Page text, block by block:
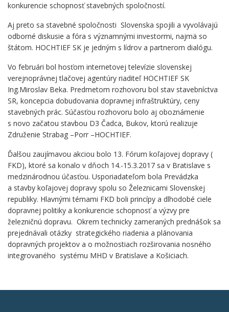
konkurencie schopnosť stavebných spoločností.
Aj preto sa stavebné spoločnosti Slovenska spojili a vyvolávajú
odborné diskusie a fóra s významnými investormi, najmä so
štátom. HOCHTIEF SK je jedným s lídrov a partnerom dialógu.
Vo februári bol hosťom internetovej televízie slovenskej
verejnoprávnej tlačovej agentúry riaditeľ HOCHTIEF SK
Ing.Miroslav Beka. Predmetom rozhovoru bol stav stavebníctva
SR, koncepcia dobudovania dopravnej infraštruktúry, ceny
stavebných prác. Súčasťou rozhovoru bolo aj oboznámenie
s novo začatou stavbou D3 Čadca, Bukov, ktorú realizuje
Združenie Strabag –Porr –HOCHTIEF.
Ďalšou zaujímavou akciou bolo 13. Fórum koľajovej dopravy (
FKD), ktoré sa konalo v dňoch 14.-15.3.2017 sa v Bratislave s
medzinárodnou účasťou. Usporiadateľom bola Prevádzka
a stavby koľajovej dopravy spolu so Železnicami Slovenskej
republiky. Hlavnými témami FKD boli princípy a dlhodobé ciele
dopravnej politiky a konkurencie schopnosť a výzvy pre
železničnú dopravu. Okrem technicky zameraných prednášok sa
prejednávali otázky strategického riadenia a plánovania
dopravných projektov a o možnostiach rozširovania nosného
integrovaného systému MHD v Bratislave a Košiciach.